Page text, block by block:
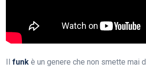
funk è un genere che non smette mai